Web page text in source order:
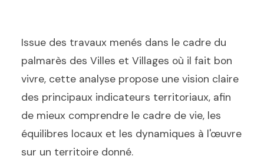
Issue des travaux menés dans le cadre du
palmarès des Villes et Villages où il fait bon
vivre, cette analyse propose une vision claire
des principaux indicateurs territoriaux, afin
de mieux comprendre le cadre de vie, les
équilibres locaux et les dynamiques à l'œuvre
sur un territoire donné.